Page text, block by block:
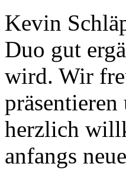
Kevin
Duo gut
wird. Wir
herzlich
anfangs